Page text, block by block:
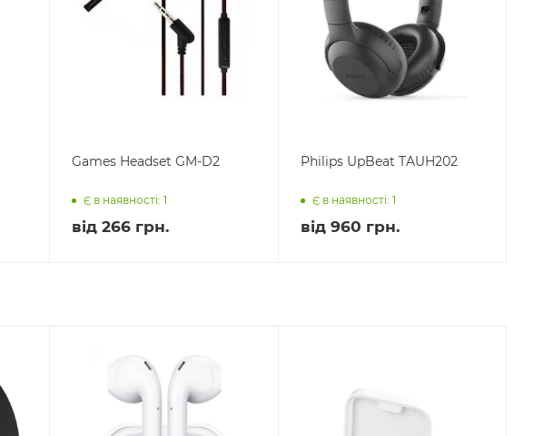
Games Headset GM-D2
Є в наявності: 1
від 266 грн.
Philips UpBeat TAUH202
Є в наявності: 1
від 960 грн.